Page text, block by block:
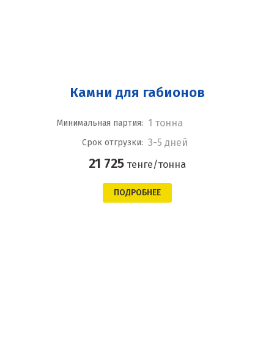
Камни для габионов
Минимальная партия: 1 тонна
Срок отгрузки: 3-5 дней
21 725тенге/тонна
ПОДРОБНЕЕ